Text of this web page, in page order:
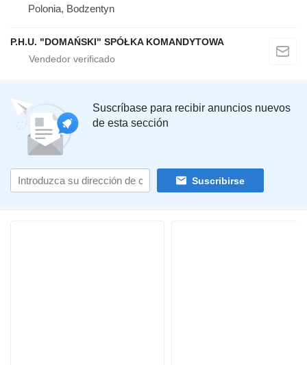
Polonia, Bodzentyn
P.H.U. "DOMAŃSKI" SPÓŁKA KOMANDYTOWA
Suscríbase para recibir anuncios nuevos
de esta sección
Suscribirse